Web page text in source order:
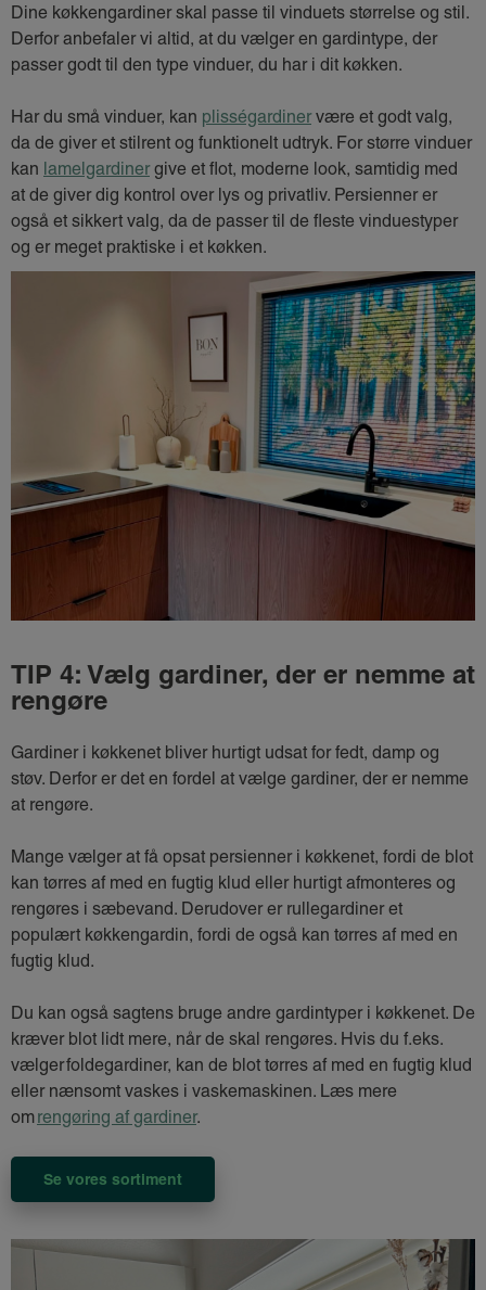
Dine køkkengardiner skal passe til vinduets størrelse og stil.
Derfor anbefaler vi altid, at du vælger en gardintype, der
passer godt til den type vinduer, du har i dit køkken.
Har du små vinduer, kan plisségardinervære et godt valg,
da de giver et stilrent og funktionelt udtryk. For større vinduer
kan lamelgardinergive et flot, moderne look, samtidig med
at de giver dig kontrol over lys og privatliv. Persienner er
også et sikkert valg, da de passer til de fleste vinduestyper
og er meget praktiske i et køkken.
TIP 4: Vælg gardiner, der er nemme at
rengøre
Gardiner i køkkenet bliver hurtigt udsat for fedt, damp og
støv. Derfor er det en fordel at vælge gardiner, der er nemme
at rengøre.
Mange vælger at få opsat persienner i køkkenet, fordi de blot
kan tørres af med en fugtig klud eller hurtigt afmonteres og
rengøres i sæbevand. Derudover er rullegardiner et
populært køkkengardin, fordi de også kan tørres af med en
fugtig klud.
Du kan også sagtens bruge andre gardintyper i køkkenet. De
kræver blot lidt mere, når de skal rengøres. Hvis du f.eks.
vælger foldegardiner, kan de blot tørres af med en fugtig klud
eller nænsomt vaskes i vaskemaskinen. Læs mere
omrengøring af gardiner.
Se vores sortiment